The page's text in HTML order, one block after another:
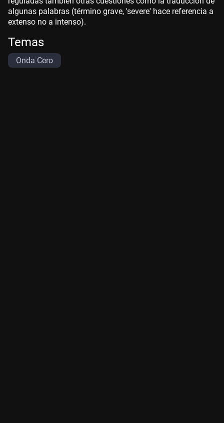
algunas palabras (término grave, 'severe' hace referencia a
extenso no a intenso).
Temas
Onda Cero